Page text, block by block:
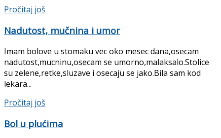
Pročitaj još
Nadutost, mučnina i umor
Imam bolove u stomaku vec oko mesec dana,osecam
nadutost,mucninu,osecam se umorno,malaksalo.Stolice
su zelene,retke,sluzave i osecaju se jako.Bila sam kod
lekara...
Pročitaj još
Bol u plućima